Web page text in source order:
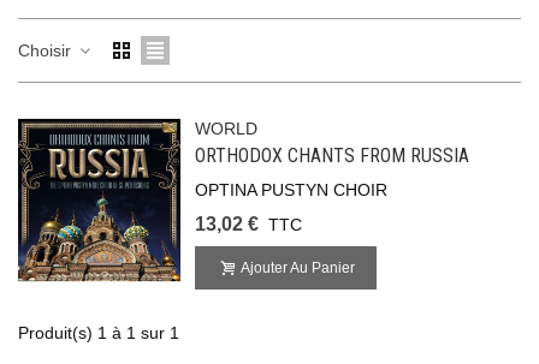
Choisir
WORLD
ORTHODOX CHANTS FROM RUSSIA
OPTINA PUSTYN CHOIR
13,02 € TTC
Ajouter Au Panier
Produit(s) 1 à 1 sur 1